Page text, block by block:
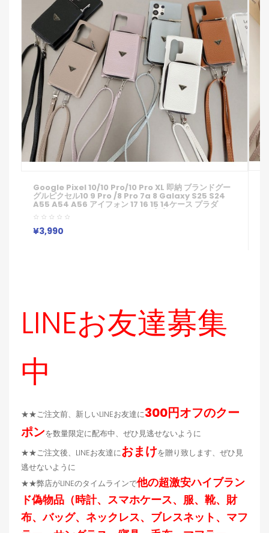
Google Pixel 10/10 Pro/10 Pro XL 即納 ブランドグー
グルピクセル10 9 Pro /8 Pro 7a 8 Galaxy S25 S24
A55 A54 A56 アイフォン 17 16 15 14ケース プラダ
Prada コピーPixel 10 9 8 Pro 6/7/6a Xperia 1v 10vi
ケース プラダ Prada Google Pixel 6 7 8 8 Pro 9a 10
ケースギャラクシーS25 S24 S23 S22 S20+ Ultraケー
ス男女兼用
¥3,990
LINEお友達募集
中
★★ご注文前、新しいLINEお友達に300円オフのクー
ポンを数量限定に配布中、ぜひ見逃せないように
★★ご注文後、LINEお友達におまけを贈り致します、ぜひ見
逃せないように
★★弊店がLINEのタイムラインで他の超激安ハイブラン
ド偽物品（時計、スマホケース、服、靴、財
布、バッグ、ネックレス、ブレスネット、マフ